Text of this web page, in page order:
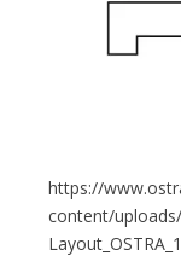
https://
content/